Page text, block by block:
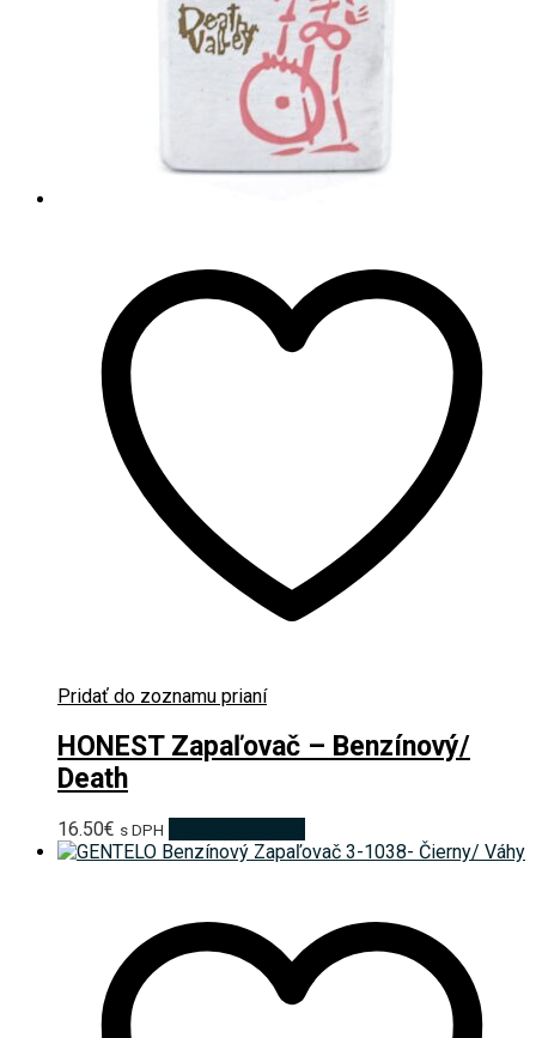
Pridať do zoznamu prianí
HONEST Zapaľovač – Benzínový/
Death
16.50€ s DPH